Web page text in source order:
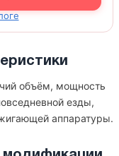
объём, мощность
езды,
аппаратуры.